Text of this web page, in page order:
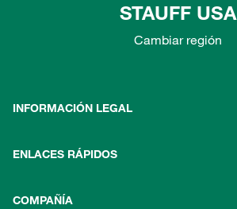
STAUFF USA
Cambiar región
INFORMACIÓN LEGAL
ENLACES RÁPIDOS
COMPAÑÍA